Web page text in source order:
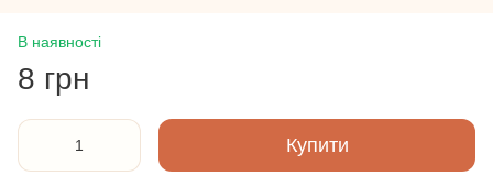
В наявності
8 грн
Купити